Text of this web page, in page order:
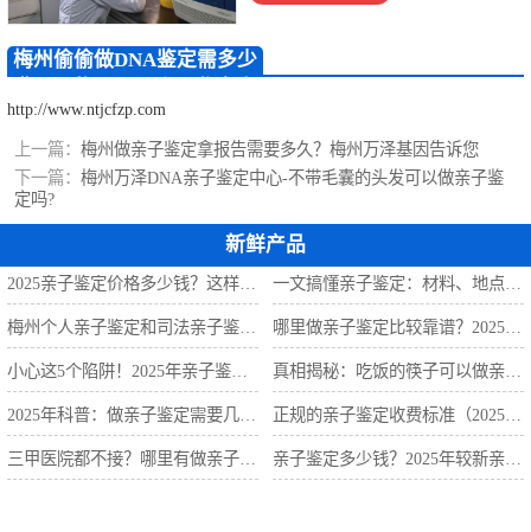
梅州偷偷做DNA鉴定需多少
心
http://www.ntjcfzp.com
上一篇： 梅州做亲子鉴定拿报告需要多久？梅州万泽基因告诉您
下一篇： 梅州万泽DNA亲子鉴定中心-不带毛囊的头发可以做亲子鉴
定吗?
新鲜产品
定
梅州无创胎儿亲
子鉴定
梅州移民亲子鉴
定